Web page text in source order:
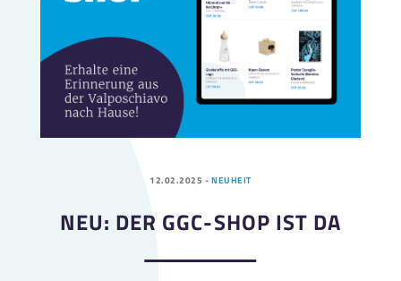
12.02.2025 -NEUHEIT
NEU: DER GGC-SHOP IST DA